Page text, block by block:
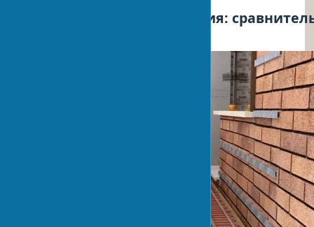
Материалы для утепления: